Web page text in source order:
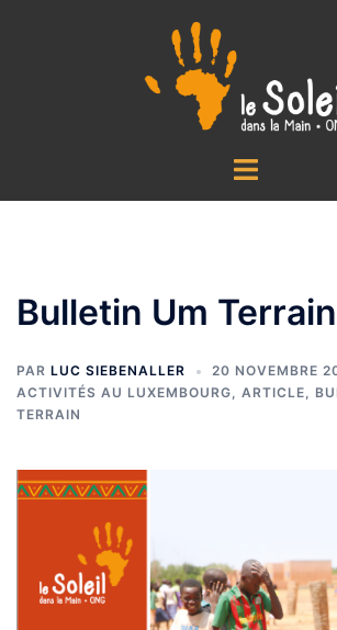
Ouvrir/fermer
Bulletin Um
PAR LUC SIEBENALLER
20 NOVEMBRE
ACTIVITÉS AU LUXEMBOURG, ARTICLE,
TERRAIN